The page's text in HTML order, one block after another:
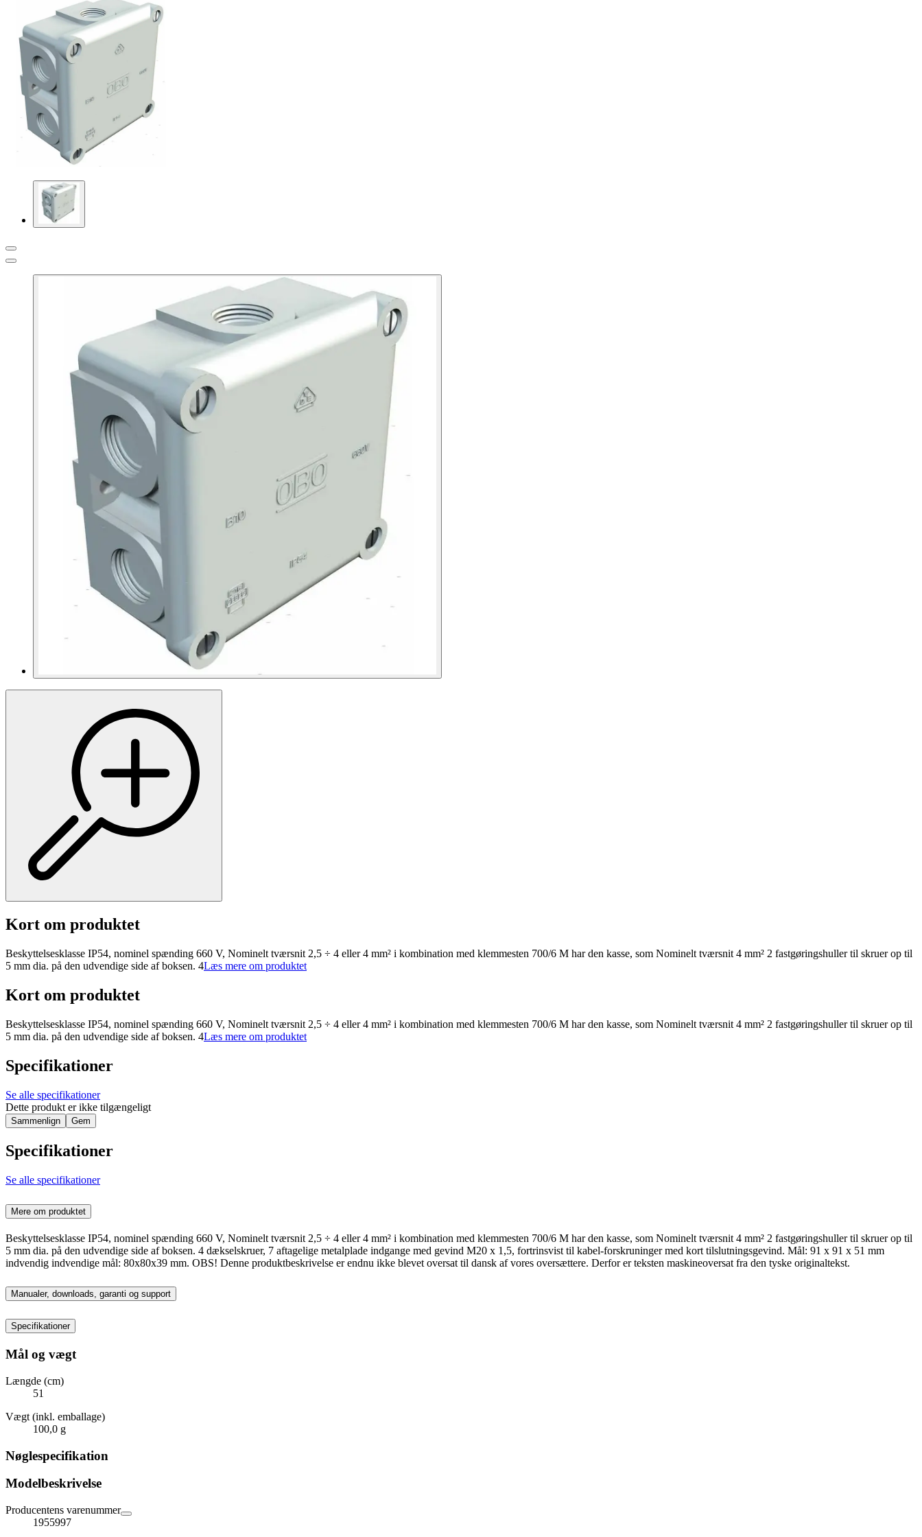
Kort om produktet
Beskyttelsesklasse IP54, nominel spænding 660 V, Nominelt tværsnit 2,5 ÷ 4 eller 4 mm² i kombination med klemmesten 700/6 M har den kasse, som Nominelt tværsnit 4 mm² 2 fastgøringshuller til skruer op til
5 mm dia. på den udvendige side af boksen. 4Læs mere om produktet
Kort om produktet
Beskyttelsesklasse IP54, nominel spænding 660 V, Nominelt tværsnit 2,5 ÷ 4 eller 4 mm² i kombination med klemmesten 700/6 M har den kasse, som Nominelt tværsnit 4 mm² 2 fastgøringshuller til skruer op til
5 mm dia. på den udvendige side af boksen. 4Læs mere om produktet
Specifikationer
Se alle specifikationer
Dette produkt er ikke tilgængeligt
Sammenlign Gem
Specifikationer
Se alle specifikationer
Mere om produktet
Beskyttelsesklasse IP54, nominel spænding 660 V, Nominelt tværsnit 2,5 ÷ 4 eller 4 mm² i kombination med klemmesten 700/6 M har den kasse, som Nominelt tværsnit 4 mm² 2 fastgøringshuller til skruer op til
5 mm dia. på den udvendige side af boksen. 4 dækselskruer, 7 aftagelige metalplade indgange med gevind M20 x 1,5, fortrinsvist til kabel-forskruninger med kort tilslutningsgevind. Mål: 91 x 91 x 51 mm
indvendig indvendige mål: 80x80x39 mm. OBS! Denne produktbeskrivelse er endnu ikke blevet oversat til dansk af vores oversættere. Derfor er teksten maskineoversat fra den tyske originaltekst.
Manualer, downloads, garanti og support
Specifikationer
Mål og vægt
Længde (cm)
51
Vægt (inkl. emballage)
100,0 g
Nøglespecifikation
Modelbeskrivelse
Producentens varenummer
1955997